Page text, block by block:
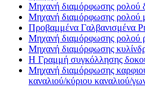
Μηχανή διαμόρφωσης ρολού
Μηχανή διαμόρφωσης ρολού
Προβαμμένα Γαλβανισμένα
Μηχανή διαμόρφωσης ρολού
Μηχανή διαμόρφωσης
H Γραμμή συγκόλλησης
Μηχανή διαμόρφωσης
καναλιού/κύριου καναλιού/